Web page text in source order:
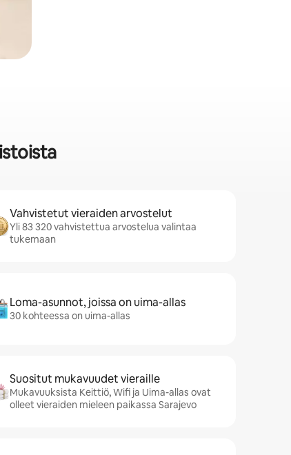
Vahvistetut vieraiden arvostelut
Yli 83 320 vahvistettua arvostelua valintaa
tukemaan
Loma-asunnot, joissa on uima-allas
30 kohteessa on uima-allas
Suositut mukavuudet vieraille
Mukavuuksista Keittiö, Wifi ja Uima-allas ovat
olleet vieraiden mieleen paikassa Sarajevo